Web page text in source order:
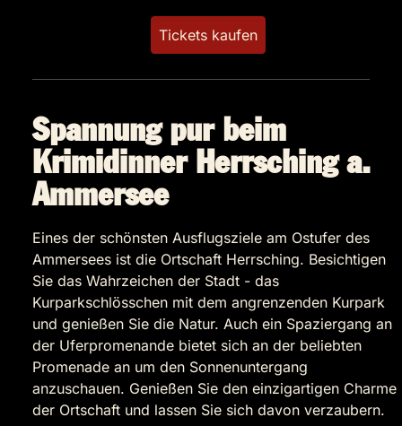
Tickets kaufen
Spannung pur beim
Krimidinner Herrsching a.
Ammersee
Eines der schönsten Ausflugsziele am Ostufer des
Ammersees ist die Ortschaft Herrsching. Besichtigen
Sie das Wahrzeichen der Stadt - das
Kurparkschlösschen mit dem angrenzenden Kurpark
und genießen Sie die Natur. Auch ein Spaziergang an
der Uferpromenande bietet sich an der beliebten
Promenade an um den Sonnenuntergang
anzuschauen. Genießen Sie den einzigartigen Charme
der Ortschaft und lassen Sie sich davon verzaubern.